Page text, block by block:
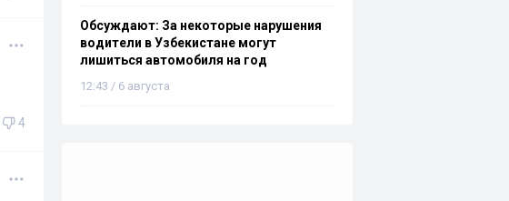
4
Обсуждают: За некоторые нарушения
водители в Узбекистане могут
лишиться автомобиля на год
12:43 / 6 августа